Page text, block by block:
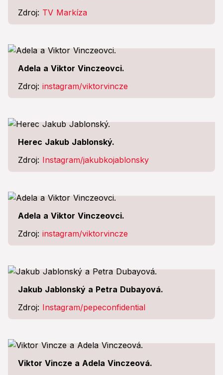
Zdroj: TV Markíza
Adela a Viktor Vinczeovci.
Zdroj: instagram/viktorvincze
Herec Jakub Jablonský.
Zdroj: Instagram/jakubkojablonsky
Adela a Viktor Vinczeovci.
Zdroj: instagram/viktorvincze
Jakub Jablonský a Petra Dubayová.
Zdroj: Instagram/pepeconfidential
Viktor Vincze a Adela Vinczeová.